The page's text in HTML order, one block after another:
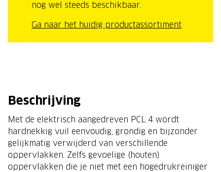
nog wel steeds beschikbaar.
Ga naar het huidig productassortiment
Beschrijving
Met de elektrisch aangedreven PCL 4 wordt
hardnekkig vuil eenvoudig, grondig en bijzonder
gelijkmatig verwijderd van verschillende
oppervlakken. Zelfs gevoelige (houten)
oppervlakken die je niet met een hogedrukreiniger